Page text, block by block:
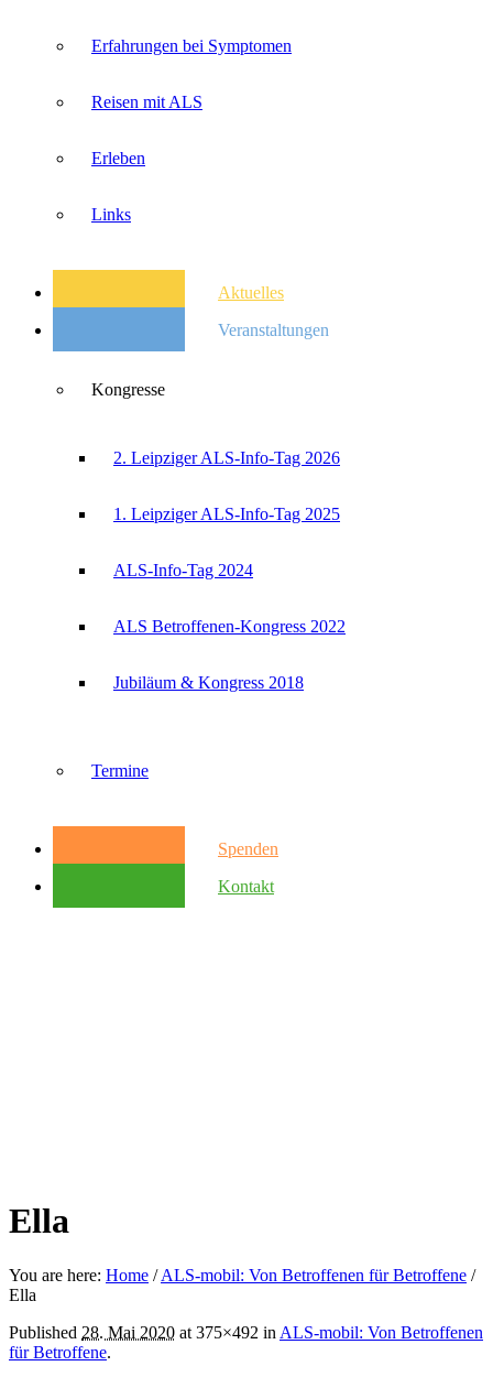
Erfahrungen bei Symptomen
Reisen mit ALS
Erleben
Links
Aktuelles
Veranstaltungen
Kongresse
2. Leipziger ALS-Info-Tag 2026
1. Leipziger ALS-Info-Tag 2025
ALS-Info-Tag 2024
ALS Betroffenen-Kongress 2022
Jubiläum & Kongress 2018
Termine
Spenden
Kontakt
Ella
You are here: Home /ALS-mobil: Von Betroffenen für Betroffene /
Ella
Published 28. Mai 2020 at 375×492 in ALS-mobil: Von Betroffenen
für Betroffene.